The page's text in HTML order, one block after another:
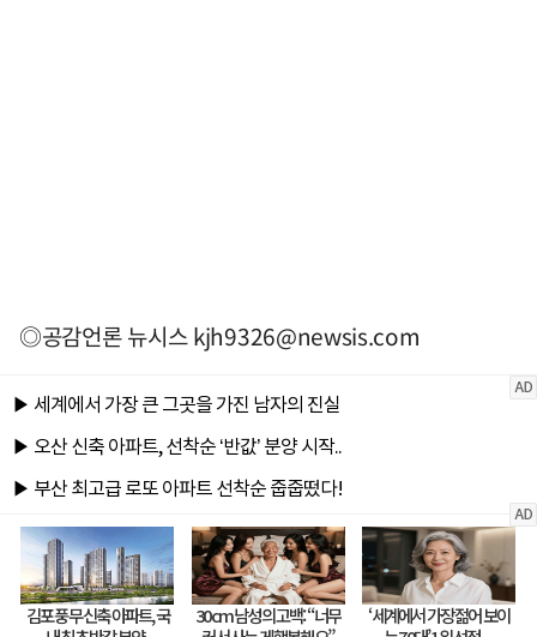
◎공감언론 뉴시스kjh9326@newsis.com